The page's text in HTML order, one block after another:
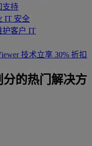
支持
IT 安全
护客户 IT
技术立享 30% 折扣
分的热门解决方